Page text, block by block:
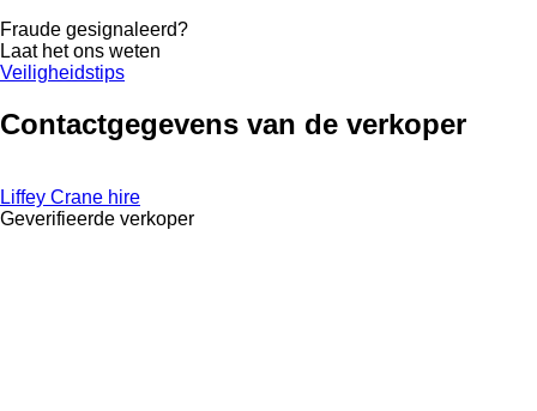
Fraude gesignaleerd?
Laat het ons weten
Veiligheidstips
Contactgegevens van de verkoper
Liffey Crane hire
Geverifieerde verkoper